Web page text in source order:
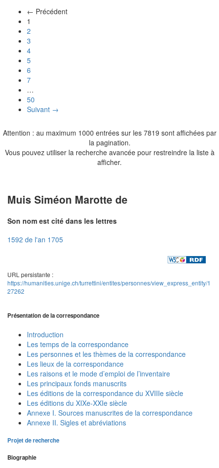
← Précédent
1
2
3
4
5
6
7
…
50
Suivant →
Attention : au maximum 1000 entrées sur les 7819 sont affichées par
la pagination.
Vous pouvez utiliser la recherche avancée pour restreindre la liste à
afficher.
Muis Siméon Marotte de
Son nom est cité dans les lettres
1592 de l'an 1705
URL persistante :
https://humanities.unige.ch/turrettini/entites/personnes/view_express_entity/1
27262
Présentation de la correspondance
Introduction
Les temps de la correspondance
Les personnes et les thèmes de la correspondance
Les lieux de la correspondance
Les raisons et le mode d’emploi de l’inventaire
Les principaux fonds manuscrits
Les éditions de la correspondance du XVIIIe siècle
Les éditions du XIXe-XXIe siècle
Annexe I. Sources manuscrites de la correspondance
Annexe II. Sigles et abréviations
Projet de recherche
Biographie